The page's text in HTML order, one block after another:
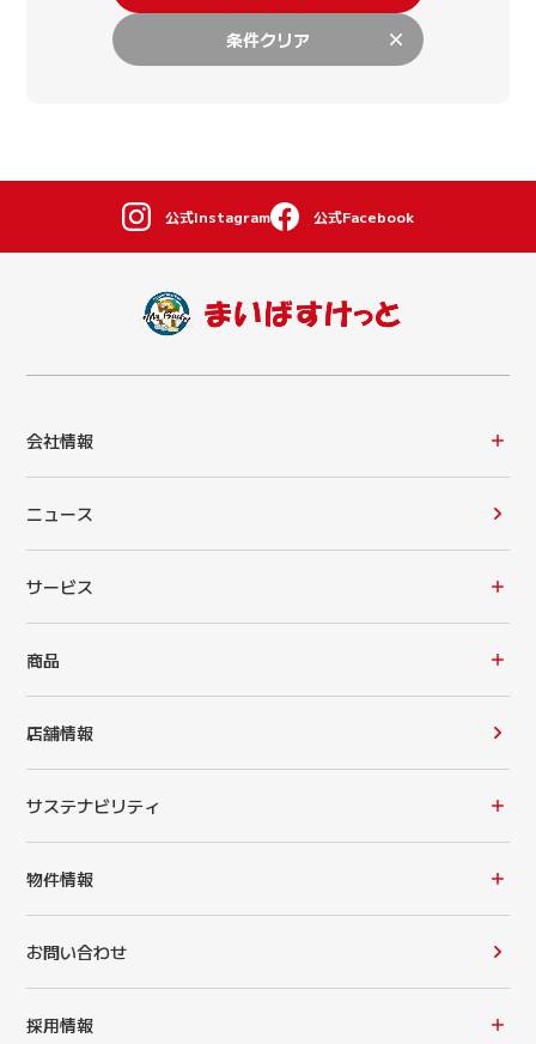
条件クリア
公式Instagram 公式Facebook
会社情報
ニュース
サービス
商品
店舗情報
サステナビリティ
物件情報
お問い合わせ
採用情報